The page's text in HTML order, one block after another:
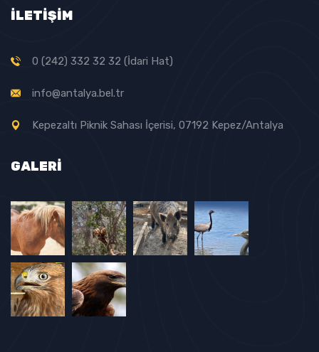
İLETİŞİM
0 (242) 332 32 32 (İdari Hat)
info@antalya.bel.tr
Kepezaltı Piknik Sahası İçerisi, 07192 Kepez/Antalya
GALERI